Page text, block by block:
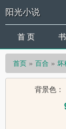
阳光小说
首 页
首页 百合 坏
背景色：